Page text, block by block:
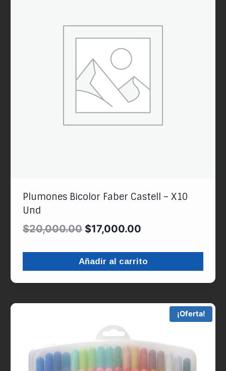
Plumones Bicolor Faber Castell – X10
Und
$20,000.00 $17,000.00
Añadir al carrito
¡Oferta!